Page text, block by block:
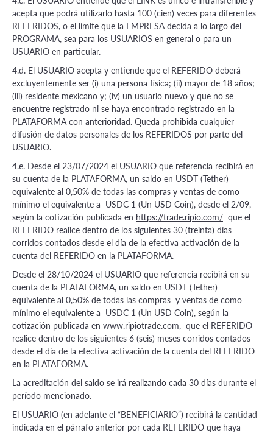
acepta que podrá utilizarlo hasta 100 (cien) veces para diferentes
REFERIDOS, o el límite que la EMPRESA decida a lo largo del
PROGRAMA, sea para los USUARIOS en general o para un
USUARIO en particular.
4.d. El USUARIO acepta y entiende que el REFERIDO deberá
excluyentemente ser (i) una persona física; (ii) mayor de 18 años;
(iii) residente mexicano y; (iv) un usuario nuevo y que no se
encuentre registrado ni se haya encontrado registrado en la
PLATAFORMA con anterioridad. Queda prohibida cualquier
difusión de datos personales de los REFERIDOS por parte del
USUARIO.
4.e. Desde el 23/07/2024 el USUARIO que referencia recibirá en
su cuenta de la PLATAFORMA, un saldo en USDT (Tether)
equivalente al 0,50% de todas las compras y ventas de como
mínimo el equivalente a USDC 1 (Un USD Coin), desde el 2/09,
según la cotización publicada en https://trade.ripio.com/ que el
REFERIDO realice dentro de los siguientes 30 (treinta) días
corridos contados desde el día de la efectiva activación de la
cuenta del REFERIDO en la PLATAFORMA.
Desde el 28/10/2024 el USUARIO que referencia recibirá en su
cuenta de la PLATAFORMA, un saldo en USDT (Tether)
equivalente al 0,50% de todas las compras y ventas de como
mínimo el equivalente a USDC 1 (Un USD Coin), según la
cotización publicada en www.ripiotrade.com, que el REFERIDO
realice dentro de los siguientes 6 (seis) meses corridos contados
desde el día de la efectiva activación de la cuenta del REFERIDO
en la PLATAFORMA.
La acreditación del saldo se irá realizando cada 30 días durante el
período mencionado.
El USUARIO (en adelante el “BENEFICIARIO”) recibirá la cantidad
indicada en el párrafo anterior por cada REFERIDO que haya